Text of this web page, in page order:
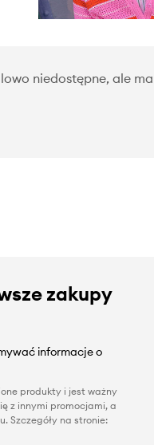
niedostępne, ale
zakupy
informacje o
produkty i jest ważny
z innymi promocjami, a
Szczegóły na stronie: